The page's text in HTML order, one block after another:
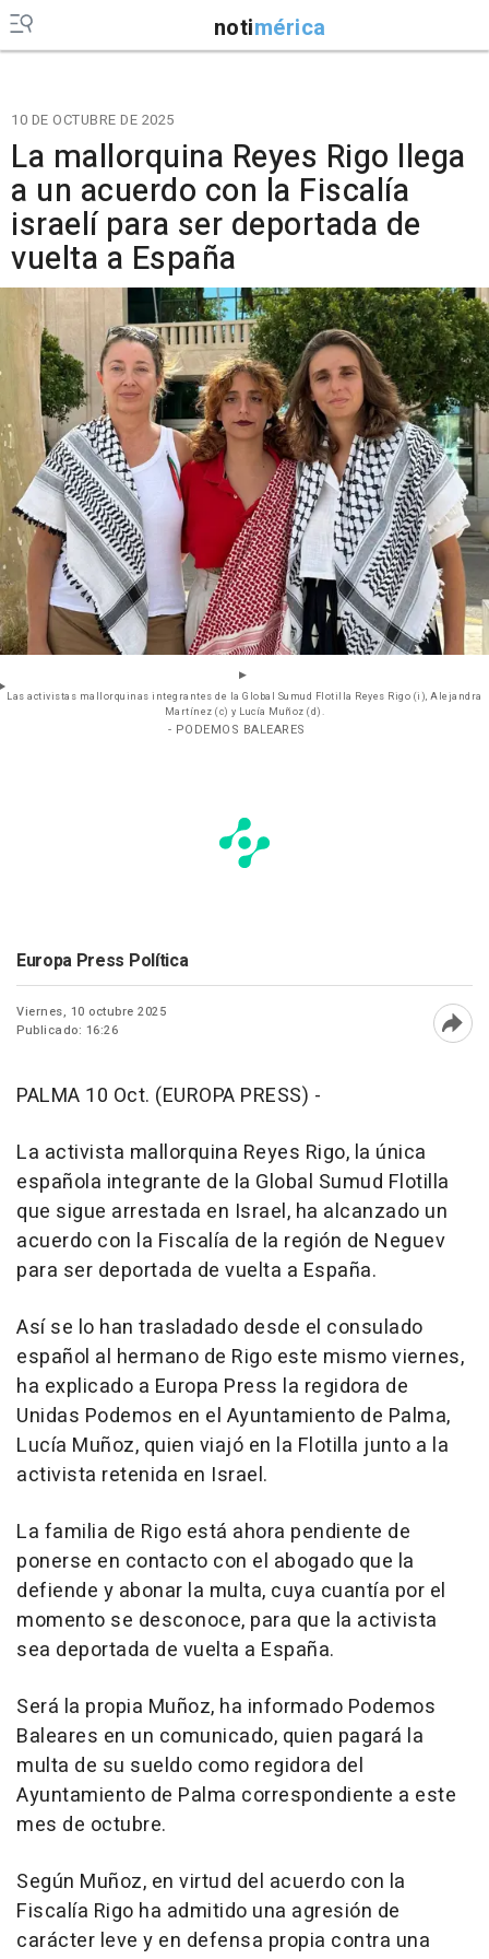
notimérica
10 DE OCTUBRE DE 2025
La mallorquina Reyes Rigo llega
a un acuerdo con la Fiscalía
israelí para ser deportada de
vuelta a España
Las activistas mallorquinas integrantes de la Global Sumud Flotilla Reyes Rigo (i), Alejandra
Martínez (c) y Lucía Muñoz (d).
- PODEMOS BALEARES
Europa Press Política
Viernes, 10 octubre 2025
Publicado: 16:26
PALMA 10 Oct. (EUROPA PRESS) -
La activista mallorquina Reyes Rigo, la única
española integrante de la Global Sumud Flotilla
que sigue arrestada en Israel, ha alcanzado un
acuerdo con la Fiscalía de la región de Neguev
para ser deportada de vuelta a España.
Así se lo han trasladado desde el consulado
español al hermano de Rigo este mismo viernes,
ha explicado a Europa Press la regidora de
Unidas Podemos en el Ayuntamiento de Palma,
Lucía Muñoz, quien viajó en la Flotilla junto a la
activista retenida en Israel.
La familia de Rigo está ahora pendiente de
ponerse en contacto con el abogado que la
defiende y abonar la multa, cuya cuantía por el
momento se desconoce, para que la activista
sea deportada de vuelta a España.
Será la propia Muñoz, ha informado Podemos
Baleares en un comunicado, quien pagará la
multa de su sueldo como regidora del
Ayuntamiento de Palma correspondiente a este
mes de octubre.
Según Muñoz, en virtud del acuerdo con la
Fiscalía Rigo ha admitido una agresión de
carácter leve y en defensa propia contra una